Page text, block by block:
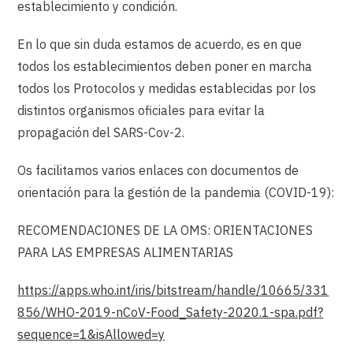
establecimiento y condición.
En lo que sin duda estamos de acuerdo, es en que
todos los establecimientos deben poner en marcha
todos los Protocolos y medidas establecidas por los
distintos organismos oficiales para evitar la
propagación del SARS-Cov-2.
Os facilitamos varios enlaces con documentos de
orientación para la gestión de la pandemia (COVID-19):
RECOMENDACIONES DE LA OMS: ORIENTACIONES
PARA LAS EMPRESAS ALIMENTARIAS
https://apps.who.int/iris/bitstream/handle/10665/331
856/WHO-2019-nCoV-Food_Safety-2020.1-spa.pdf?
sequence=1&isAllowed=y